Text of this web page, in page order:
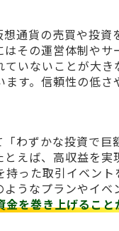
通貨の売買や投
その運営体制や
いないことが大き
ます。信頼性の低
わずかな投資で
えば、高収益を
った取引イベン
うなプランやイ
金を巻き上げること